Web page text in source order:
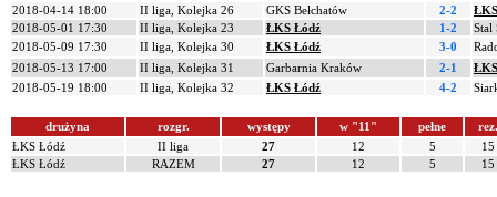
2018-04-14 18:00
II liga, Kolejka 26 GKS Bełchatów 2-2
2018-05-01 17:30
II liga, Kolejka 23 ŁKS Łódź 1-2
Stal
2018-05-09 17:30
II liga, Kolejka 30 ŁKS Łódź 3-0
2018-05-13 17:00
II liga, Kolejka 31 Garbarnia Kraków 2-1
2018-05-19 18:00
II liga, Kolejka 32 ŁKS Łódź 4-2
drużyna rozgr. występy w "11" pełne
rez.
ŁKS Łódź
II liga 27 12 5
15
ŁKS Łódź
RAZEM 27 12 5 15